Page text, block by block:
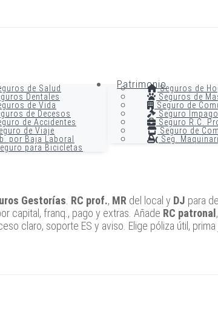
de Salud
Dentales
de Vida
de Decesos
de Accidentes
de Viaje
por Baja Laboral
para Bicicletas
PatrimonioSeguros de
Seguros de
Seguro de
Seguro
Seguro R.C.
Seguro de
Seg.
Gestorías RC prof., MR del local y DJ para
capital, franq., pago y extras. Añade RC patronal
claro, soporte ES y aviso. Elige póliza útil,